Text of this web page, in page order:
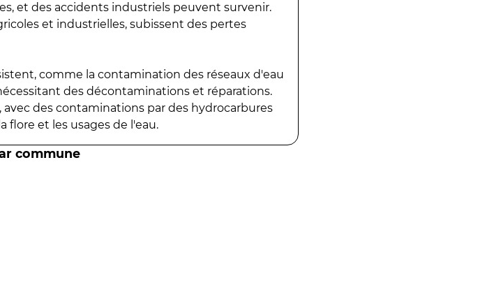
et des accidents industriels peuvent survenir.
et industrielles, subissent des pertes
comme la contamination des réseaux d'eau
des décontaminations et réparations.
des contaminations par des hydrocarbures
flore et les usages de l'eau.
commune